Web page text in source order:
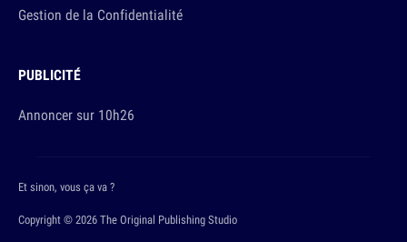
Gestion de la Confidentialité
PUBLICITÉ
Annoncer sur 10h26
Copyright © 2026 The Original Publishing Studio
Et sinon, vous ça va ?